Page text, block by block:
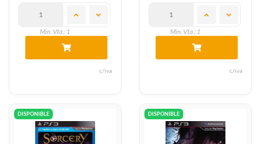
Min. Vta.: 1
c/iva
Min. Vta.: 1
c/iva
DISPONIBLE DISPONIBLE